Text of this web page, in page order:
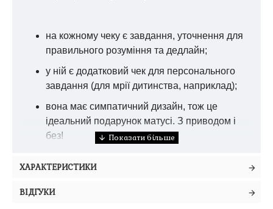
на кожному чеку є завдання, уточнення для
правильного розуміння та дедлайн;
у ній є додатковий чек для персонального
завдання (для мрії дитинства, наприклад);
вона має симпатичний дизайн, тож це
ідеальний подарунок матусі. З приводом і
без!
даруйте найріднішій та виконуйте разом
ХАРАКТЕРИСТИКИ
ВІДГУКИ